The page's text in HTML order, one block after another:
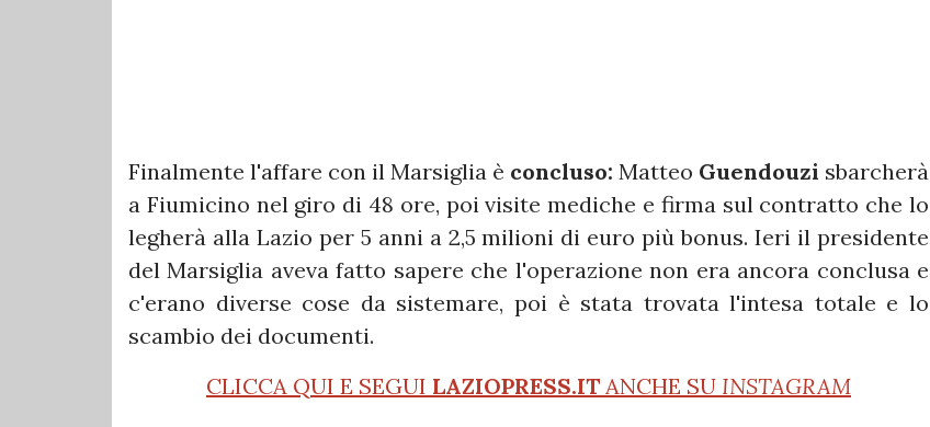
Finalmente l'affare con il Marsiglia è concluso: Matteo Guendouzi sbarcherà
a Fiumicino nel giro di 48 ore, poi visite mediche e firma sul contratto che lo
legherà alla Lazio per 5 anni a 2,5 milioni di euro più bonus. Ieri il presidente
del Marsiglia aveva fatto sapere che l'operazione non era ancora conclusa e
c'erano diverse cose da sistemare, poi è stata trovata l'intesa totale e lo
scambio dei documenti.
CLICCA QUI E SEGUI LAZIOPRESS.IT ANCHE SU INSTAGRAM